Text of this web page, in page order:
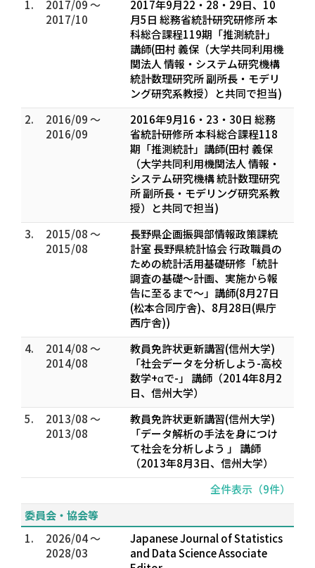
1.
2017/09 ～
2017/10
2017年9月22・28・29日、10
月5日 総務省統計研究研修所 本
科総合課程119期「推測統計」
講師(田村 義保（大学共同利用機
関法人 情報・システム研究機構
統計数理研究所 副所長・モデリ
ング研究系教授）と共同で担当)
2.
2016/09 ～
2016/09
2016年9月16・23・30日 総務
省統計研修所 本科総合課程118
期「推測統計」講師(田村 義保
（大学共同利用機関法人 情報・
システム研究機構 統計数理研究
所 副所長・モデリング研究系教
授）と共同で担当)
3.
2015/08 ～
2015/08
長野県企画振興部情報政策課統
計室 長野県統計協会 行政職員の
ための統計活用基礎研修「統計
調査の基礎～計画、実施から報
告に至るまで～」講師(8月27日
(松本合同庁舎)、8月28日(県庁
西庁舎))
4.
2014/08 ～
2014/08
教員免許状更新講習(信州大学)
「社会データを分析しよう-高校
数学+αで-」 講師（2014年8月2
日、信州大学）
5.
2013/08 ～
2013/08
教員免許状更新講習(信州大学)
「データ解析の手法を身につけ
て社会を分析しよう 」 講師
（2013年8月3日、信州大学）
全件表示（9件）
委員会・協会等
1.
2026/04 ～
2028/03
Japanese Journal of Statistics
and Data Science Associate